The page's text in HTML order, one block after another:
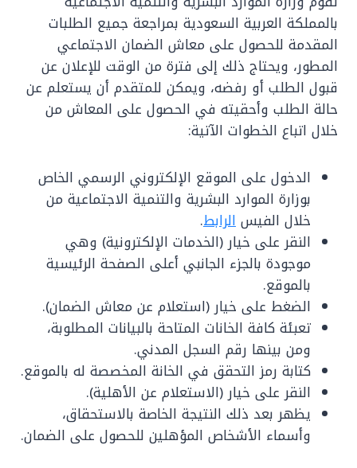
بالمملكة العربية السعودية بمراجعة جميع الطلبات
المقدمة للحصول على معاش الضمان الاجتماعي
المطور، ويحتاج ذلك إلى فترة من الوقت للإعلان عن
قبول الطلب أو رفضه، ويمكن للمتقدم أن يستعلم عن
حالة الطلب وأحقيته في الحصول على المعاش من
خلال اتباع الخطوات الآتية:
الدخول على الموقع الإلكتروني الرسمي الخاص
بوزارة الموارد البشرية والتنمية الاجتماعية من
خلال الفيسالرابط.
النقر على خيار (الخدمات الإلكترونية) وهي
موجودة بالجزء الجانبي أعلى الصفحة الرئيسية
بالموقع.
الضغط على خيار (استعلام عن معاش الضمان).
تعبئة كافة الخانات المتاحة بالبيانات المطلوبة،
ومن بينها رقم السجل المدني.
كتابة رمز التحقق في الخانة المخصصة له بالموقع.
النقر على خيار (الاستعلام عن الأهلية).
يظهر بعد ذلك النتيجة الخاصة بالاستحقاق،
وأسماء الأشخاص المؤهلين للحصول على الضمان.